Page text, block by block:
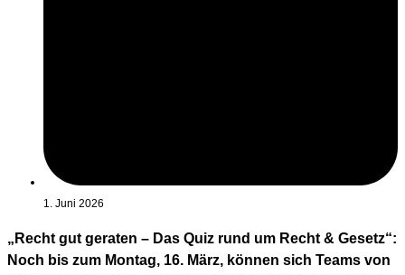
1. Juni 2026
„Recht gut geraten – Das Quiz rund um Recht & Gesetz“:
Noch bis zum Montag, 16. März, können sich Teams von